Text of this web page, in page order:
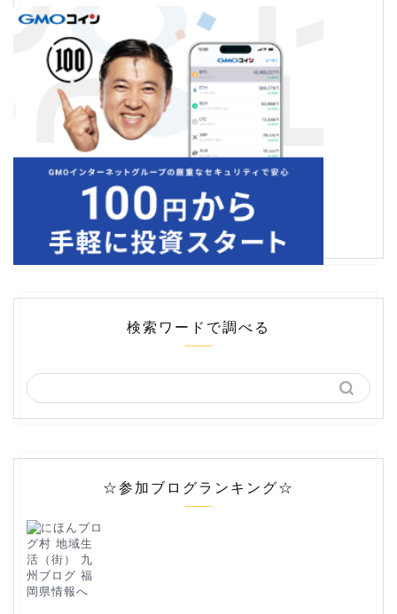
検索ワードで調べる
☆参加ブログランキング☆